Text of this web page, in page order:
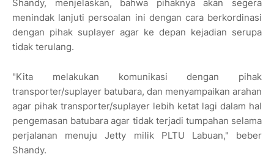
Shandy, menjelaskan, bahwa pihaknya akan segera
menindak lanjuti persoalan ini dengan cara berkordinasi
dengan pihak suplayer agar ke depan kejadian serupa
tidak terulang.
"Kita melakukan komunikasi dengan pihak
transporter/suplayer batubara, dan menyampaikan arahan
agar pihak transporter/suplayer lebih ketat lagi dalam hal
pengemasan batubara agar tidak terjadi tumpahan selama
perjalanan menuju Jetty milik PLTU Labuan," beber
Shandy.